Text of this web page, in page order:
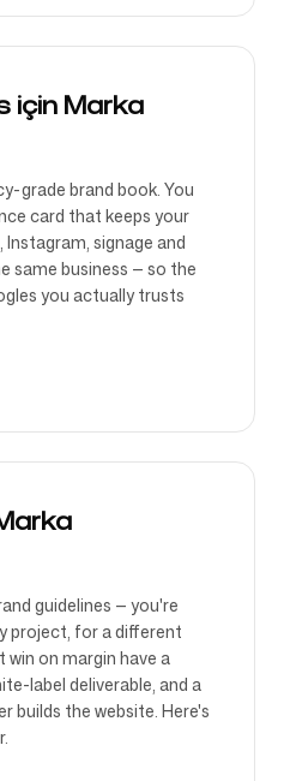
için Marka
grade brand book. You
card that keeps your
signage and
same business — so the
you actually trusts
guidelines — you're
project, for a different
on margin have a
label deliverable, and a
builds the website. Here's